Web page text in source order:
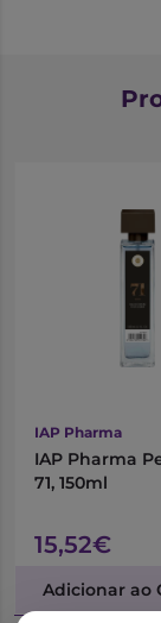
IAP Pharma
IAP Pharma
71, 150ml
15,52€
Adicionar ao